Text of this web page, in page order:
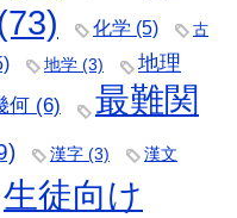
化学 (5)
古
地学 (3)
地理
何 (6)
最難関
漢字 (3) 漢文
生徒向け